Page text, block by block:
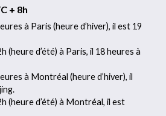
+ 8h
à Paris (heure d’hiver), il est 19
(heure d’été) à Paris, il 18 heures à
à Montréal (heure d’hiver), il
(heure d’été) à Montréal, il est